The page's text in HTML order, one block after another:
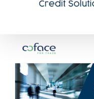
Ingrandisci